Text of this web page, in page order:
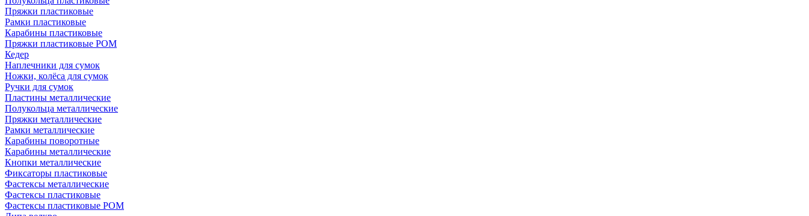
Пряжки пластиковые
Рамки пластиковые
Карабины пластиковые
Пряжки пластиковые РОМ
Кедер
Наплечники для сумок
Ножки, колёса для сумок
Ручки для сумок
Пластины металлические
Полукольца металлические
Пряжки металлические
Рамки металлические
Карабины поворотные
Карабины металлические
Кнопки металлические
Фиксаторы пластиковые
Фастексы металлические
Фастексы пластиковые
Фастексы пластиковые POM